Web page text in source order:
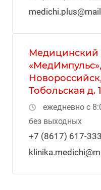
Медицинский
Тобольская д.
ежедневно с
без выходных
+7 (8617) 617-333